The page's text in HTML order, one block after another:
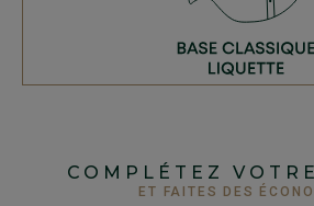
COMPLÉTEZ
ET FAITES DES